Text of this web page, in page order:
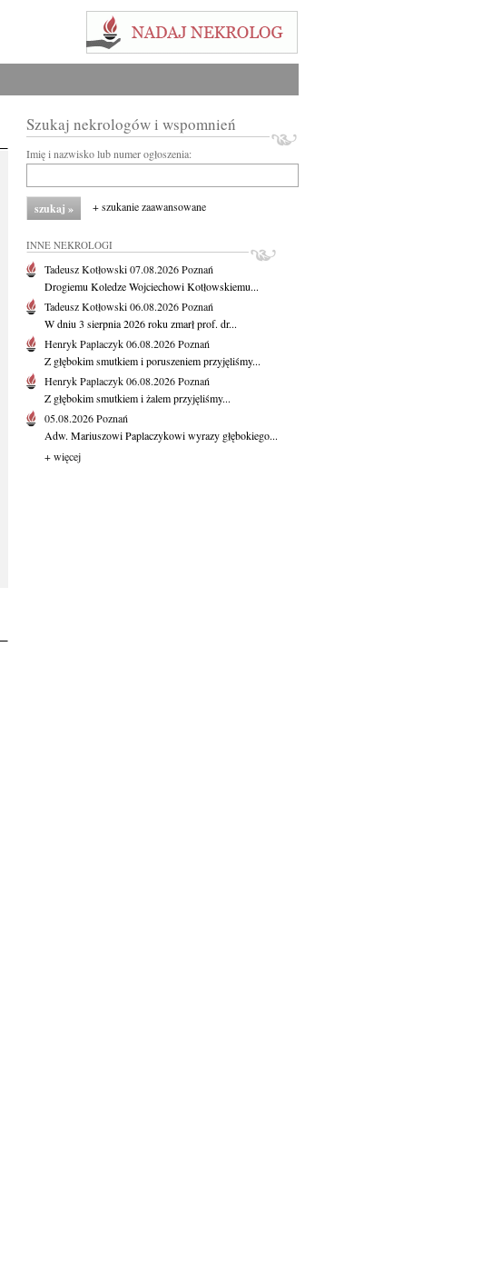
Szukaj nekrologów i wspomnień
Imię i nazwisko lub numer ogłoszenia:
+ szukanie zaawansowane
INNE NEKROLOGI
Tadeusz Kotłowski07.08.2026Poznań
Drogiemu Koledze Wojciechowi Kotłowskiemu...
Tadeusz Kotłowski06.08.2026Poznań
W dniu 3 sierpnia 2026 roku zmarł prof. dr...
Henryk Paplaczyk06.08.2026Poznań
Z głębokim smutkiem i poruszeniem przyjęliśmy...
Henryk Paplaczyk06.08.2026Poznań
Z głębokim smutkiem i żalem przyjęliśmy...
05.08.2026Poznań
Adw. Mariuszowi Paplaczykowi wyrazy głębokiego...
+ więcej